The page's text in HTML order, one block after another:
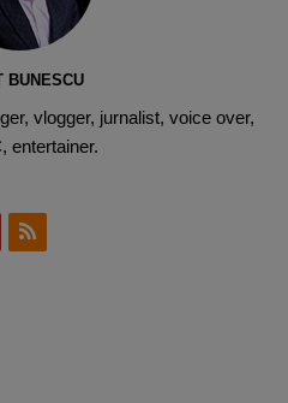
BUNESCU
vlogger, jurnalist, voice over,
entertainer.